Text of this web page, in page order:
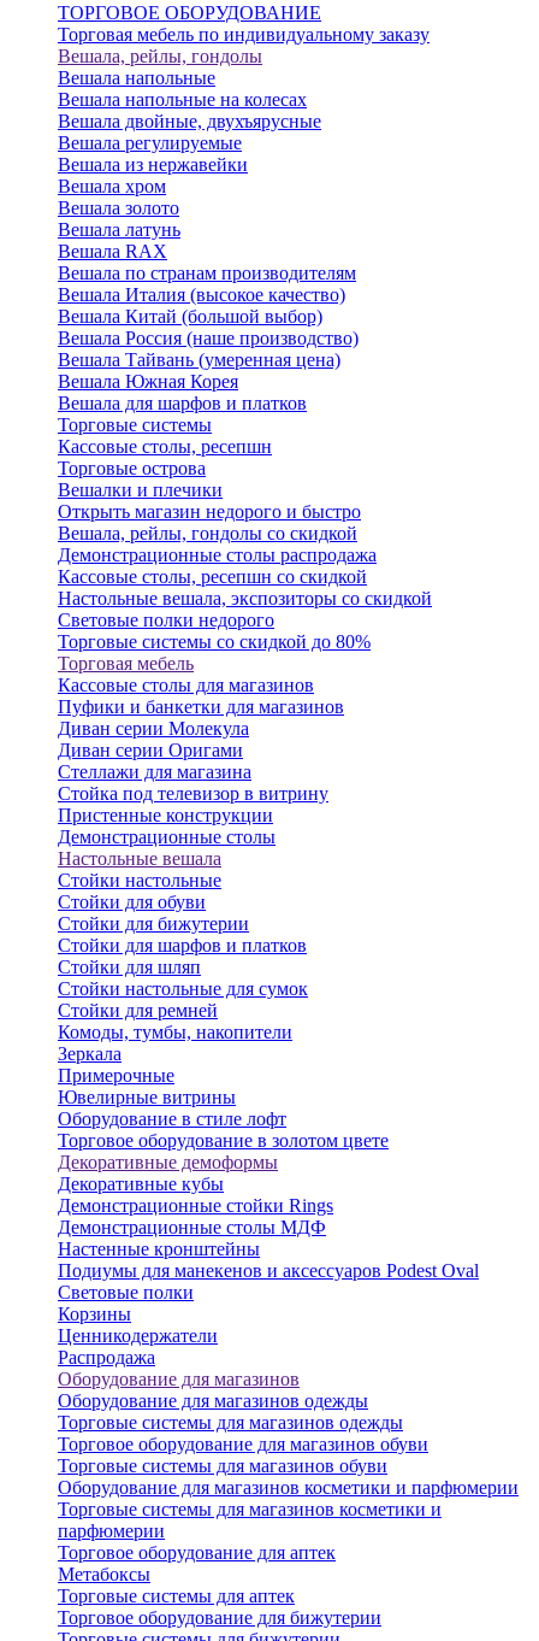
ТОРГОВОЕ ОБОРУДОВАНИЕ
Торговая мебель по индивидуальному заказу
Вешала, рейлы, гондолы
Вешала напольные
Вешала напольные на колесах
Вешала двойные, двухъярусные
Вешала регулируемые
Вешала из нержавейки
Вешала хром
Вешала золото
Вешала латунь
Вешала RAX
Вешала по странам производителям
Вешала Италия (высокое качество)
Вешала Китай (большой выбор)
Вешала Россия (наше производство)
Вешала Тайвань (умеренная цена)
Вешала Южная Корея
Вешала для шарфов и платков
Торговые системы
Кассовые столы, ресепшн
Торговые острова
Вешалки и плечики
Открыть магазин недорого и быстро
Вешала, рейлы, гондолы со скидкой
Демонстрационные столы распродажа
Кассовые столы, ресепшн со скидкой
Настольные вешала, экспозиторы со скидкой
Световые полки недорого
Торговые системы со скидкой до 80%
Торговая мебель
Кассовые столы для магазинов
Пуфики и банкетки для магазинов
Диван серии Молекула
Диван серии Оригами
Стеллажи для магазина
Стойка под телевизор в витрину
Пристенные конструкции
Демонстрационные столы
Настольные вешала
Стойки настольные
Стойки для обуви
Стойки для бижутерии
Стойки для шарфов и платков
Стойки для шляп
Стойки настольные для сумок
Стойки для ремней
Комоды, тумбы, накопители
Зеркала
Примерочные
Ювелирные витрины
Оборудование в стиле лофт
Торговое оборудование в золотом цвете
Декоративные демоформы
Декоративные кубы
Демонстрационные стойки Rings
Демонстрационные столы МДФ
Настенные кронштейны
Подиумы для манекенов и аксессуаров Podest Oval
Световые полки
Корзины
Ценникодержатели
Распродажа
Оборудование для магазинов
Оборудование для магазинов одежды
Торговые системы для магазинов одежды
Торговое оборудование для магазинов обуви
Торговые системы для магазинов обуви
Оборудование для магазинов косметики и парфюмерии
Торговые системы для магазинов косметики и
парфюмерии
Торговое оборудование для аптек
Метабоксы
Торговые системы для аптек
Торговое оборудование для бижутерии